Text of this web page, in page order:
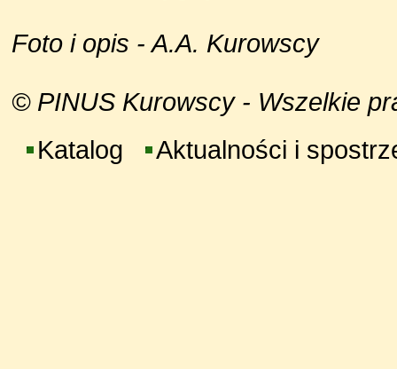
Foto i opis - A.A. Kurowscy
© PINUS Kurowscy - Wszelkie
Katalog
Aktualności i